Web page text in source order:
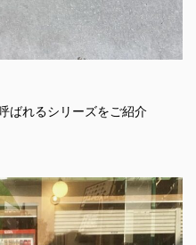
ばれるシリーズをご紹介